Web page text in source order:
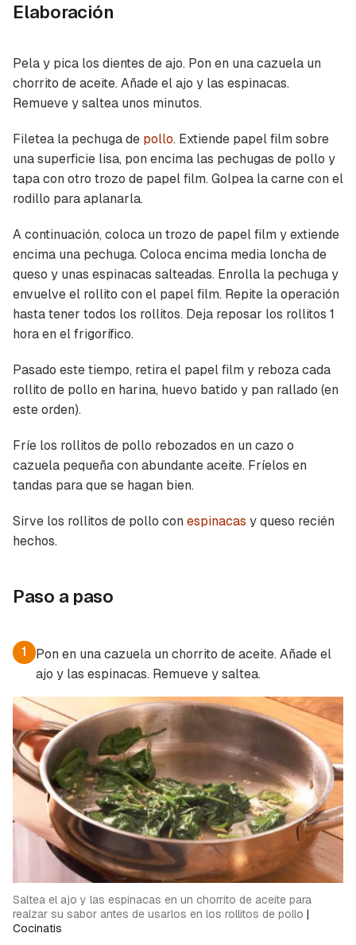
Guardar como favorito
Para poder guardar como favorito, primero has
de iniciar sesión con tu cuenta de Cocinatis.
INICIAR SESIÓN CANCELAR
Elaboración
Pela y pica los dientes de ajo. Pon en una cazuela un
chorrito de aceite. Añade el ajo y las espinacas.
Remueve y saltea unos minutos.
Filetea la pechuga de pollo. Extiende papel film sobre
una superficie lisa, pon encima las pechugas de pollo y
tapa con otro trozo de papel film. Golpea la carne con el
rodillo para aplanarla.
A continuación, coloca un trozo de papel film y extiende
encima una pechuga. Coloca encima media loncha de
queso y unas espinacas salteadas. Enrolla la pechuga y
envuelve el rollito con el papel film. Repite la operación
hasta tener todos los rollitos. Deja reposar los rollitos 1
hora en el frigorífico.
Pasado este tiempo, retira el papel film y reboza cada
rollito de pollo en harina, huevo batido y pan rallado (en
este orden).
Fríe los rollitos de pollo rebozados en un cazo o
cazuela pequeña con abundante aceite. Fríelos en
tandas para que se hagan bien.
Sirve los rollitos de pollo con espinacas y queso recién
hechos.
Paso a paso
1
Pon en una cazuela un chorrito de aceite. Añade el
ajo y las espinacas. Remueve y saltea.
Saltea el ajo y las espinacas en un chorrito de aceite para
realzar su sabor antes de usarlos en los rollitos de pollo |
Cocinatis
Contenido enviado
Gracias por suscribirte a nuestro boletín.
ACEPTAR